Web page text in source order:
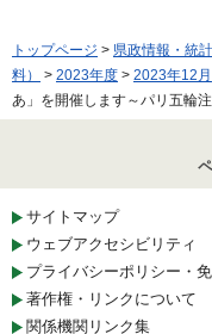
トップページ > 県政情報・統計
料）
> 2023年度 > 2023年12月
あ」を開催します～パリ五輪
サイトマップ
ウェブアクセシビリティ
プライバシーポリシー・
著作権・リンクについて
関係機関リンク集